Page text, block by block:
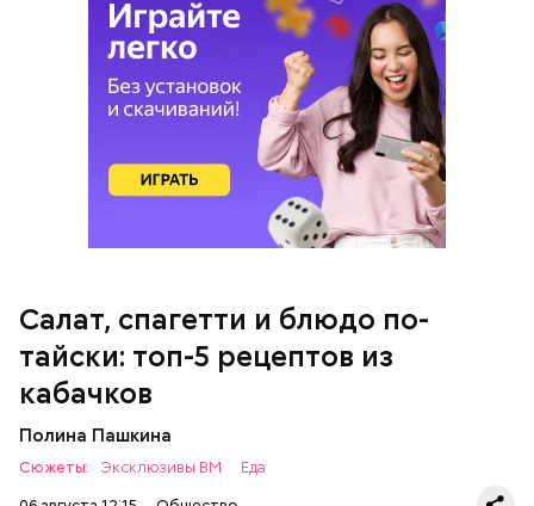
Салат, спагетти и блюдо по-
тайски: топ-5 рецептов из
кабачков
Полина Пашкина
Сюжеты: Эксклюзивы ВМ
Еда
кабачок;
петрушка;
оливковое масло;
Однако диетолог предупредила: не для всех дыня
может быть полезна. В первую очередь ее стоит
есть с осторожностью людям: